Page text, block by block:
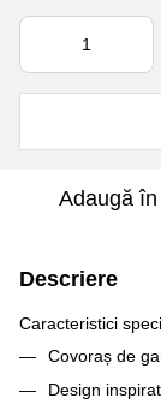
Adaugă
Descriere
Caracteristici
Covoraș de
Design